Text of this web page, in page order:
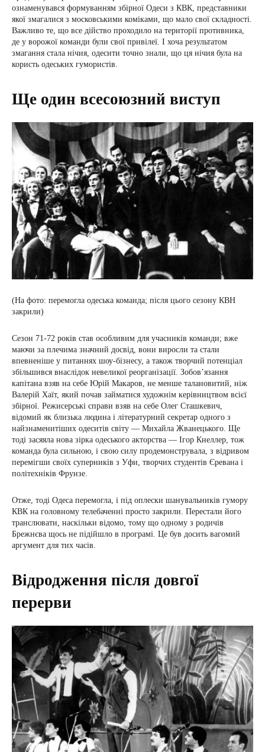
ознаменувався формуванням збірної Одеси з КВК, представники
якої змагалися з московськими коміками, що мало свої складності.
Важливо те, що все дійство проходило на території противника,
де у ворожої команди були свої привілеї. І хоча результатом
змагання стала нічия, одесити точно знали, що ця нічия була на
користь одеських гумористів.
Ще один всесоюзний виступ
(На фото: перемогла одеська команда; після цього сезону КВН
закрили)
Сезон 71-72 років став особливим для учасників команди; вже
маючи за плечима значний досвід, вони виросли та стали
впевненіше у питаннях шоу-бізнесу, а також творчий потенціал
збільшився внаслідок невеликої реорганізації. Зобов’язання
капітана взяв на себе Юрій Макаров, не менше талановитий, ніж
Валерій Хаїт, який почав займатися художнім керівництвом всієї
збірної. Режисерські справи взяв на себе Олег Сташкевич,
відомий як близька людина і літературний секретар одного з
найзнаменитіших одеситів світу — Михайла Жванецького. Ще
тоді засяяла нова зірка одеського акторства — Ігор Кнеллер, тож
команда була сильною, і свою силу продемонструвала, з відривом
перемігши своїх суперників з Уфи, творчих студентів Єревана і
політехніків Фрунзе.
Отже, тоді Одеса перемогла, і під оплески шанувальників гумору
КВК на головному телебаченні просто закрили. Перестали його
транслювати, наскільки відомо, тому що одному з родичів
Брежнєва щось не підійшло в програмі. Це був досить вагомий
аргумент для тих часів.
Відродження після довгої
перерви